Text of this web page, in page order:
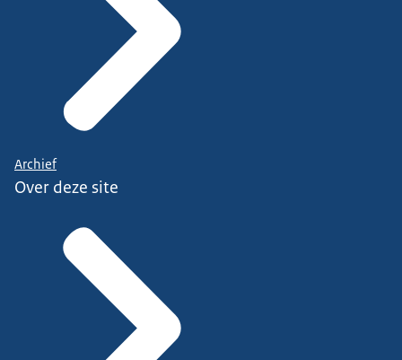
Archief
Over deze site